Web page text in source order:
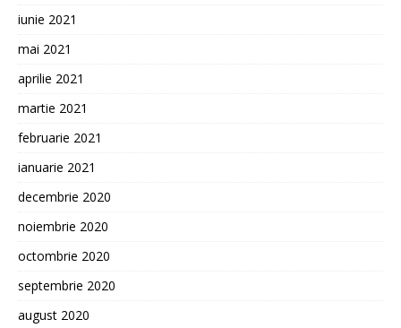
iunie 2021
mai 2021
aprilie 2021
martie 2021
februarie 2021
ianuarie 2021
decembrie 2020
noiembrie 2020
octombrie 2020
septembrie 2020
august 2020